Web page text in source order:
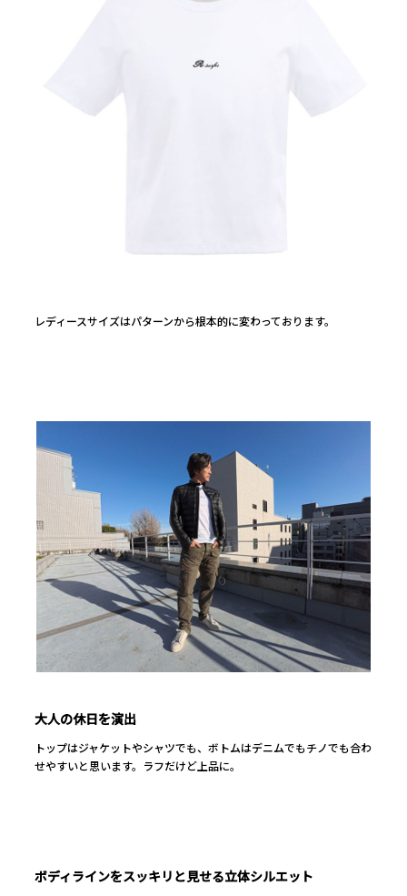
レディースサイズはパターンから根本的に変わっております。
大人の休日を演出
トップはジャケットやシャツでも、ボトムはデニムでもチノでも合わ
せやすいと思います。ラフだけど上品に。
ボディラインをスッキリと見せる立体シルエット